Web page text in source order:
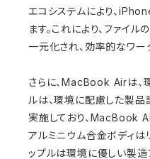
エコシステムにより、
ます。これにより、ファイ
一元化され、効率的なワー
さらに、MacBook Airは、
ルは、環境に配慮した製品
実施しており、MacBook
アルミニウム合金ボディは
ップルは環境に優しい製